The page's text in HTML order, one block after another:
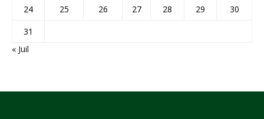
24
25 26 27 28 29
30
31
« Juil